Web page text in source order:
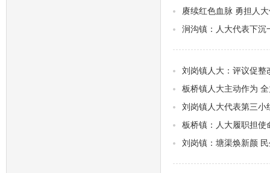
赓续红色血脉 勇担人
涧沟镇：人大代表下沉
刘岗镇人大：评议促整
板桥镇人大主动作为
刘岗镇人大代表第三小
板桥镇：人大履职担使
刘岗镇：塘渠焕新颜